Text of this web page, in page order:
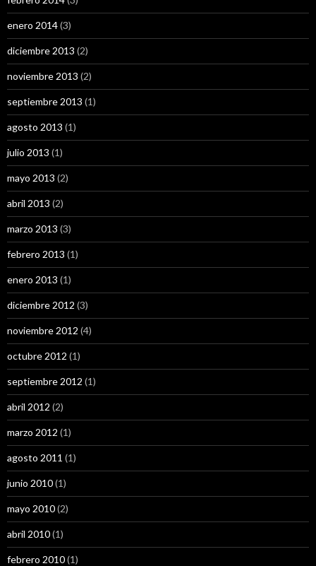
enero 2014(3)
diciembre 2013 (2)
noviembre 2013 (2)
septiembre 2013 (1)
agosto 2013 (1)
julio 2013 (1)
mayo 2013 (2)
abril 2013 (2)
marzo 2013 (3)
febrero 2013 (1)
enero 2013 (1)
diciembre 2012 (3)
noviembre 2012 (4)
octubre 2012 (1)
septiembre 2012 (1)
abril 2012 (2)
marzo 2012 (1)
agosto 2011 (1)
junio 2010(1)
mayo 2010(2)
abril 2010(1)
febrero 2010(1)